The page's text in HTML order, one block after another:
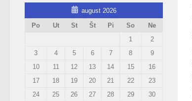
august 2026
Po
Ut St Št Pi So
Ne
1
2
3
4 5 6 7 8
9
10
11 12 13 14 15
16
17
18 19 20 21 22
23
24
25 26 27 28 29
30